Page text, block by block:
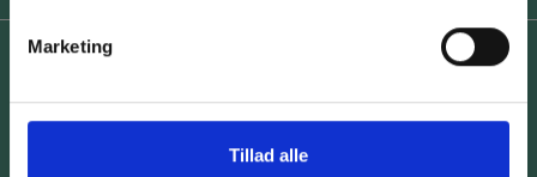
Marketing
Tillad alle
Vi er e-mærke godkendt